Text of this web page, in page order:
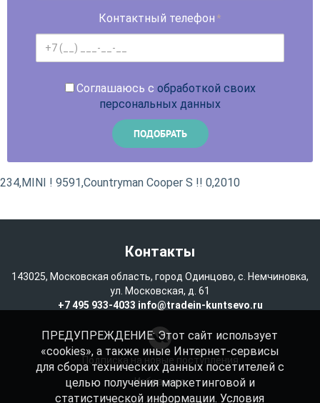
Контактный телефон *
Соглашаюсь с обработкой своих
персональных данных
234,MINI ! 9591,Countryman Cooper S !! 0,2010
Контакты
143025, Московская область, город Одинцово, с. Немчиновка,
ул. Московская, д. 61
+7 495 933-4033 info@tradein-kuntsevo.ru
Подписка на новые поступления
Избранное
ПРЕДУПРЕЖДЕНИЕ: Этот сайт использует
«cookies», а также иные Интернет-сервисы
для сбора технических данных посетителей с
целью получения маркетинговой и
статистической информации. Условия